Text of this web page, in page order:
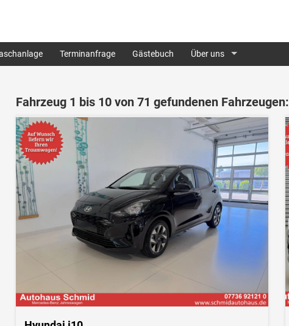
Terminanfrage Gästebuch Über uns
Fahrzeug 1 bis 10 von 71 gefundenen Fahrzeugen: